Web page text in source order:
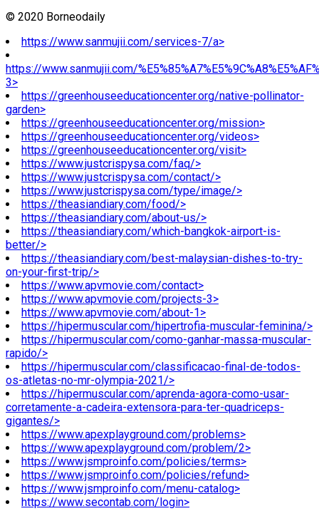
© 2020 Borneodaily
https://www.sanmujii.com/services-7/a>
https://www.sanmujii.com/
3>
https://greenhouseeducationcenter.org/native-pollinator-
garden>
https://greenhouseeducationcenter.org/mission>
https://greenhouseeducationcenter.org/videos>
https://greenhouseeducationcenter.org/visit>
https://www.justcrispysa.com/faq/>
https://www.justcrispysa.com/contact/>
https://www.justcrispysa.com/type/image/>
https://theasiandiary.com/food/>
https://theasiandiary.com/about-us/>
https://theasiandiary.com/which-bangkok-airport-is-
better/>
https://theasiandiary.com/best-malaysian-dishes-to-try-
on-your-first-trip/>
https://www.apvmovie.com/contact>
https://www.apvmovie.com/projects-3>
https://www.apvmovie.com/about-1>
https://hipermuscular.com/hipertrofia-muscular-feminina/>
https://hipermuscular.com/como-ganhar-massa-muscular-
rapido/>
https://hipermuscular.com/classificacao-final-de-todos-
os-atletas-no-mr-olympia-2021/>
https://hipermuscular.com/aprenda-agora-como-usar-
corretamente-a-cadeira-extensora-para-ter-quadriceps-
gigantes/>
https://www.apexplayground.com/problems>
https://www.apexplayground.com/problem/2>
https://www.jsmproinfo.com/policies/terms>
https://www.jsmproinfo.com/policies/refund>
https://www.jsmproinfo.com/menu-catalog>
https://www.secontab.com/login>